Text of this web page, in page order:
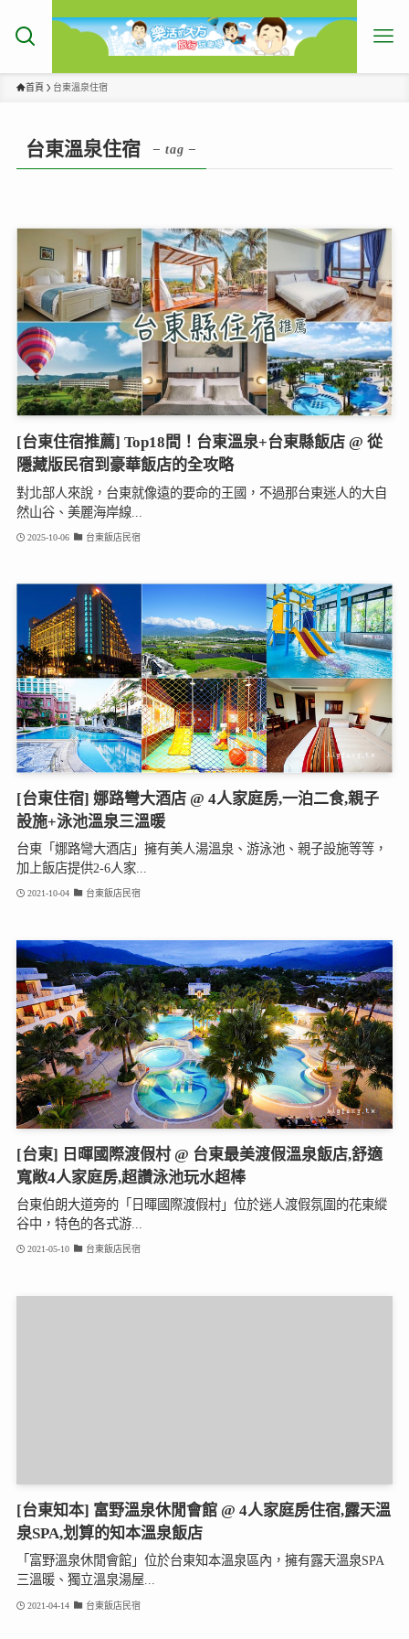
首頁 台東溫泉住宿
台東溫泉住宿 – tag –
[台東住宿推薦] Top18間！台東溫泉+台東縣飯店 @ 從
隱藏版民宿到豪華飯店的全攻略
對北部人來說，台東就像遠的要命的王國，不過那台東迷人的大自
然山谷、美麗海岸線...
2025-10-06 台東飯店民宿
[台東住宿] 娜路彎大酒店 @ 4人家庭房,一泊二食,親子
設施+泳池溫泉三溫暖
台東「娜路彎大酒店」擁有美人湯溫泉、游泳池、親子設施等等，
加上飯店提供2-6人家...
2021-10-04 台東飯店民宿
[台東] 日暉國際渡假村 @ 台東最美渡假溫泉飯店,舒適
寬敞4人家庭房,超讚泳池玩水超棒
台東伯朗大道旁的「日暉國際渡假村」位於迷人渡假氛圍的花東縱
谷中，特色的各式游...
2021-05-10 台東飯店民宿
[台東知本] 富野溫泉休閒會館 @ 4人家庭房住宿,露天溫
泉SPA,划算的知本溫泉飯店
「富野溫泉休閒會館」位於台東知本溫泉區內，擁有露天溫泉SPA
三溫暖、獨立溫泉湯屋...
2021-04-14 台東飯店民宿